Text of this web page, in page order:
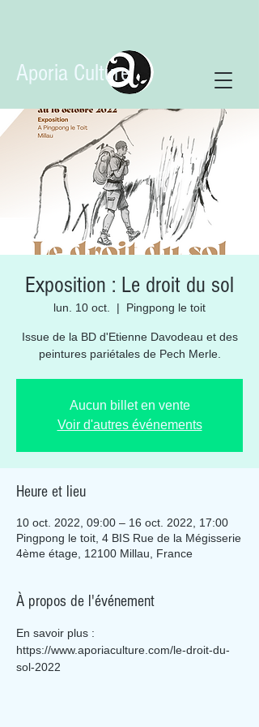
Aporia Culture
Exposition : Le droit du sol
lun. 10 oct.
  |
Pingpong le toit
Issue de la BD d'Etienne Davodeau et des
peintures pariétales de Pech Merle.
Aucun billet en vente
Voir d'autres événements
Heure et lieu
10 oct. 2022, 09:00 – 16 oct. 2022, 17:00
Pingpong le toit, 4 BIS Rue de la Mégisserie
4ème étage, 12100 Millau, France
À propos de l'événement
En savoir plus :
https://www.aporiaculture.com/le-droit-du-
sol-2022